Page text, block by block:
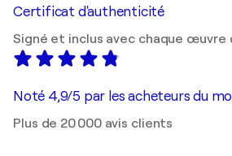
Certificat d'authenticité
Signé et inclus avec chaque œuvre
Noté 4,9/5 par les acheteurs du
Plus de 20 000 avis clients